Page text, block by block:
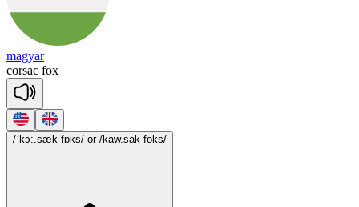
magyar
corsac fox
/ˈkɔ:.sæk fɒks/ or /kaw.sāk foks/